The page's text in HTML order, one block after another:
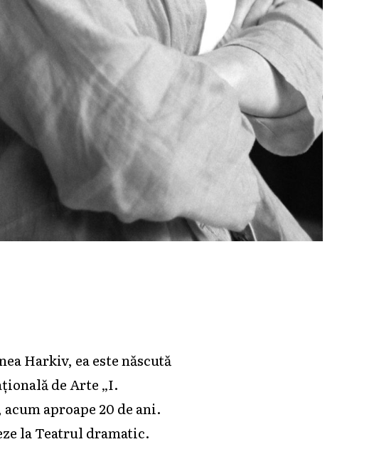
Harkiv, ea este născută
de Arte „I.
aproape 20 de ani.
la Teatrul dramatic.